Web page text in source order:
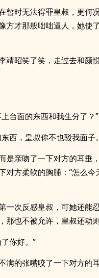
暂时无法得罪皇叔，更何
方才那般咄咄逼人，她使
靖昭笑了笑，走过去和颜
台面的东西和我生分了？”
西，皇叔你不也驳我面子
是亲吻了一下对方的耳垂
对方柔软的胸脯：“怎么今
一次反感皇叔，可她还能
也不被允许，皇叔还动则
你好。”
满的张嘴咬了一下对方的